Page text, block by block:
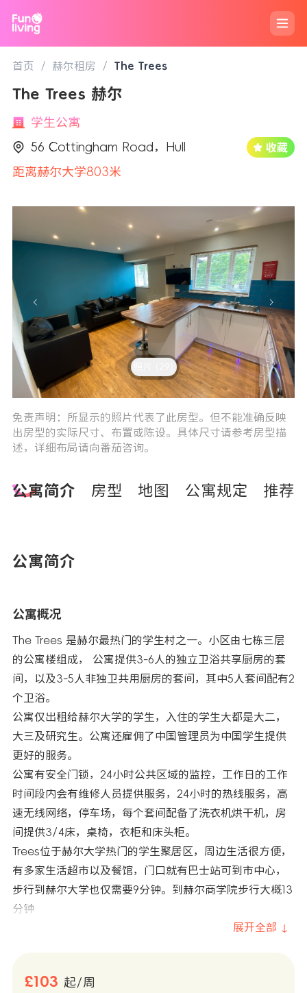
首页 / 赫尔租房 / The Trees
The Trees 赫尔
学生公寓
56 Cottingham Road，Hull
距离赫尔大学803米
免责声明：所显示的照片代表了此房型。但不能准确反映
出房型的实际尺寸、布置或陈设。具体尺寸请参考房型描
述，详细布局请向番茄咨询。
公寓简介 房型 地图 公寓规定 推荐
公寓简介
公寓概况
The Trees 是赫尔最热门的学生村之一。小区由七栋三层
的公寓楼组成， 公寓提供3-6人的独立卫浴共享厨房的套
间，以及3-5人非独卫共用厨房的套间，其中5人套间配有2
个卫浴。
公寓仅出租给赫尔大学的学生，入住的学生大都是大二，
大三及研究生。公寓还雇佣了中国管理员为中国学生提供
更好的服务。
公寓有安全门锁，24小时公共区域的监控，工作日的工作
时间段内会有维修人员提供服务，24小时的热线服务，高
速无线网络，停车场，每个套间配备了洗衣机烘干机，房
间提供3/4床，桌椅，衣柜和床头柜。
Trees位于赫尔大学热门的学生聚居区，周边生活很方便，
有多家生活超市以及餐馆，门口就有巴士站可到市中心，
步行到赫尔大学也仅需要9分钟。到赫尔商学院步行大概13
分钟
展开全部 ↓
£103 起/周